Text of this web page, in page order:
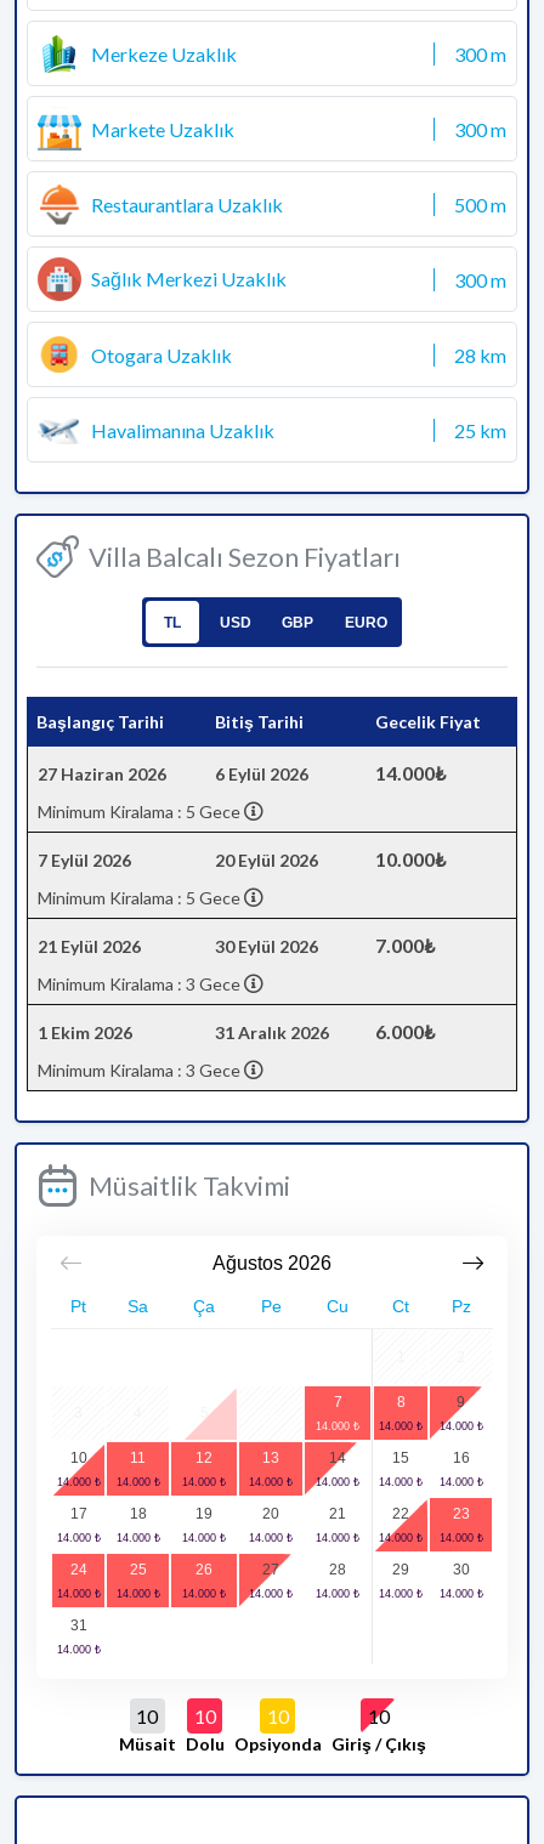
Merkeze Uzaklık 300 m
Markete Uzaklık 300 m
Restaurantlara Uzaklık 500 m
Sağlık Merkezi Uzaklık 300 m
Otogara Uzaklık 28 km
Havalimanına Uzaklık 25 km
Villa Balcalı Sezon Fiyatları
TL USD GBP EURO
Başlangıç Tarihi Bitiş Tarihi Gecelik Fiyat
27 Haziran 2026 6 Eylül 2026 14.000₺
Minimum Kiralama : 5 Gece
7 Eylül 2026 20 Eylül 2026 10.000₺
Minimum Kiralama : 5 Gece
21 Eylül 2026 30 Eylül 2026 7.000₺
Minimum Kiralama : 3 Gece
1 Ekim 2026 31 Aralık 2026 6.000₺
Minimum Kiralama : 3 Gece
Müsaitlik Takvimi
Ağustos 2026
Pt Sa Ça Pe Cu Ct Pz
5
7 8 9
10 11 12 13 14 15 16
17 18 19 20 21 22 23
24 25 26 27 28 29 30
31
10
Müsait
10
Dolu
10
Opsiyonda
10
Giriş / Çıkış